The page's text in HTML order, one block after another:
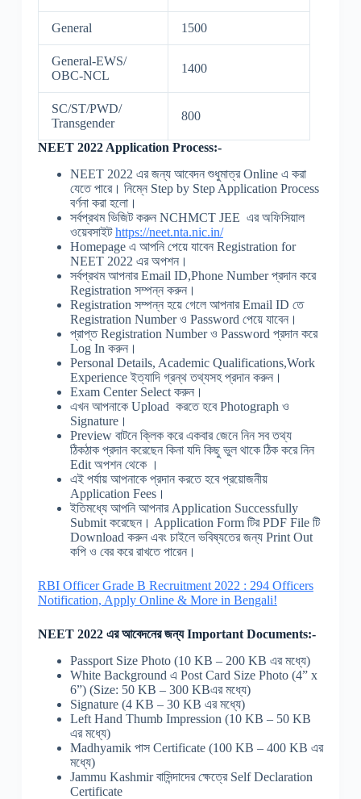
General 1500
General-EWS/
OBC-NCL
1400
SC/ST/PWD/
Transgender
800
NEET 2022 Application Process:-
NEET 2022 এর জন্য আবেদন শুধুমাত্র Online এ করা
যেতে পারে। নিম্নে Step by Step Application Process
বর্ণনা করা হলো।
সর্বপ্রথম ভিজিট করুন NCHMCT JEE এর অফিসিয়াল
ওয়েবসাইটhttps://neet.nta.nic.in/
Homepage এ আপনি পেয়ে যাবেন Registration for
NEET 2022 এর অপশন।
সর্বপ্রথম আপনার Email ID,Phone Number প্রদান করে
Registration সম্পন্ন করুন।
Registration সম্পন্ন হয়ে গেলে আপনার Email ID তে
Registration Number ও Password পেয়ে যাবেন।
প্রাপ্ত Registration Number ও Password প্রদান করে
Log In করুন।
Personal Details, Academic Qualifications,Work
Experience ইত্যাদি গ্রন্থ তথ্যসহ প্রদান করুন।
Exam Center Select করুন।
এখন আপনাকে Upload করতে হবে Photograph ও
Signature।
Preview বাটনে ক্লিক করে একবার জেনে নিন সব তথ্য
ঠিকঠাক প্রদান করেছেন কিনা যদি কিছু ভুল থাকে ঠিক করে নিন
Edit অপশন থেকে ।
এই পর্যায় আপনাকে প্রদান করতে হবে প্রয়োজনীয়
Application Fees।
ইতিমধ্যে আপনি আপনার Application Successfully
Submit করেছেন। Application Form টির PDF File টি
Download করুন এবং চাইলে ভবিষ্যতের জন্য Print Out
কপি ও বের করে রাখতে পারেন।
RBI Officer Grade B Recruitment 2022 : 294 Officers
Notification, Apply Online & More in Bengali!
NEET 2022 এর আবেদনের জন্য Important Documents:-
Passport Size Photo (10 KB – 200 KB এর মধ্যে)
White Background এ Post Card Size Photo (4” x
6”) (Size: 50 KB – 300 KBএর মধ্যে)
Signature (4 KB – 30 KB এর মধ্যে)
Left Hand Thumb Impression (10 KB – 50 KB
এর মধ্যে)
Madhyamik পাস Certificate (100 KB – 400 KB এর
মধ্যে)
Jammu Kashmir বাসিন্দাদের ক্ষেত্রে Self Declaration
Certificate